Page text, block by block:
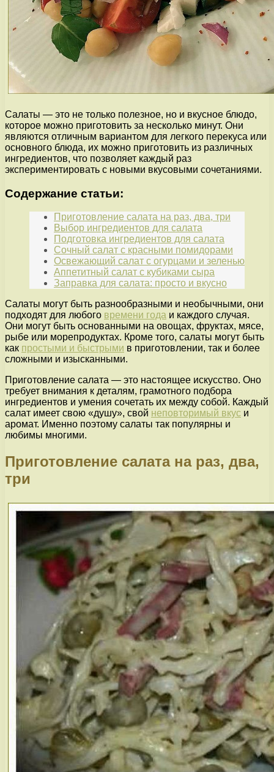
Салаты — это не только полезное, но и вкусное блюдо,
которое можно приготовить за несколько минут. Они
являются отличным вариантом для легкого перекуса или
основного блюда, их можно приготовить из различных
ингредиентов, что позволяет каждый раз
экспериментировать с новыми вкусовыми сочетаниями.
Содержание статьи:
Приготовление салата на раз, два, три
Выбор ингредиентов для салата
Подготовка ингредиентов для салата
Сочный салат с красными помидорами
Освежающий салат с огурцами и зеленью
Аппетитный салат с кубиками сыра
Заправка для салата: просто и вкусно
Салаты могут быть разнообразными и необычными, они
подходят для любого времени года и каждого случая.
Они могут быть основанными на овощах, фруктах, мясе,
рыбе или морепродуктах. Кроме того, салаты могут быть
как простыми и быстрыми в приготовлении, так и более
сложными и изысканными.
Приготовление салата — это настоящее искусство. Оно
требует внимания к деталям, грамотного подбора
ингредиентов и умения сочетать их между собой. Каждый
салат имеет свою «душу», свой неповторимый вкус и
аромат. Именно поэтому салаты так популярны и
любимы многими.
Приготовление салата на раз, два,
три